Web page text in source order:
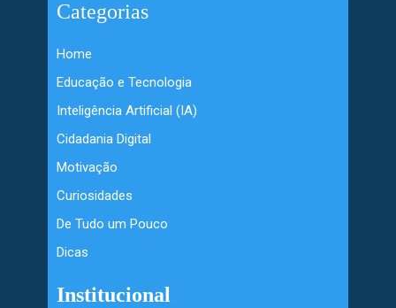
Categorias
Home
Educação e Tecnologia
Inteligência Artificial (IA)
Cidadania Digital
Motivação
Curiosidades
De Tudo um Pouco
Dicas
Institucional